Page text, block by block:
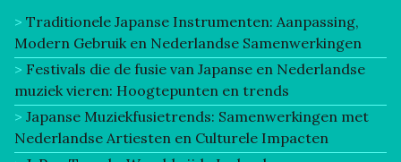
Traditionele Japanse Instrumenten: Aanpassing,
Modern Gebruik en Nederlandse Samenwerkingen
Festivals die de fusie van Japanse en Nederlandse
muziek vieren: Hoogtepunten en trends
Japanse Muziekfusietrends: Samenwerkingen met
Nederlandse Artiesten en Culturele Impacten